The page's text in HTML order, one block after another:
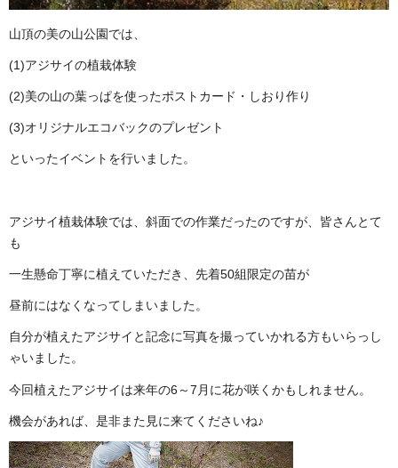
山頂の美の山公園では、
(1)アジサイの植栽体験
(2)美の山の葉っぱを使ったポストカード・しおり作り
(3)オリジナルエコバックのプレゼント
といったイベントを行いました。
アジサイ植栽体験では、斜面での作業だったのですが、皆さんとて
も
一生懸命丁寧に植えていただき、先着50組限定の苗が
昼前にはなくなってしまいました。
自分が植えたアジサイと記念に写真を撮っていかれる方もいらっし
ゃいました。
今回植えたアジサイは来年の6～7月に花が咲くかもしれません。
機会があれば、是非また見に来てくださいね♪